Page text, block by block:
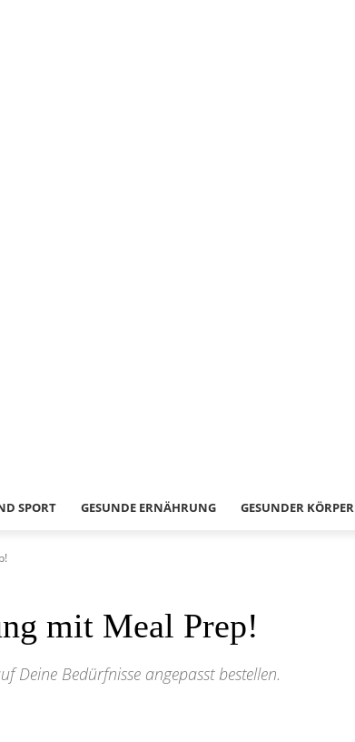
SPORT GESUNDE ERNÄHRUNG GESUNDER KÖRPER
mit Meal Prep!
Deine Bedürfnisse angepasst bestellen.